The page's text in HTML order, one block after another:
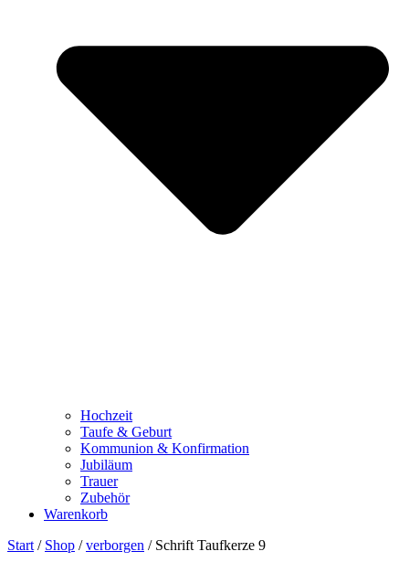
Hochzeit
Taufe & Geburt
Kommunion & Konfirmation
Jubiläum
Trauer
Zubehör
Warenkorb
Start / Shop /verborgen / Schrift Taufkerze 9